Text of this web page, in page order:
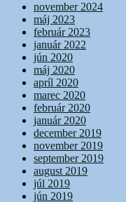
november 2024
máj 2023
február 2023
január 2022
jún 2020
máj 2020
apríl 2020
marec 2020
február 2020
január 2020
december 2019
november 2019
september 2019
august 2019
júl 2019
jún 2019